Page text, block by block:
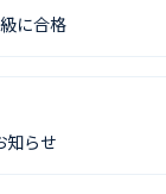
に合格
知らせ